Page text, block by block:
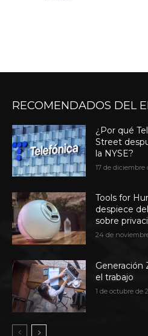
RECOMENDADOS DEL
¿Por qué
Street
la NYSE?
17 de diciembre
Tools for
despiece
sobre
24 de
Generación
el trabajo
1 de octubre de